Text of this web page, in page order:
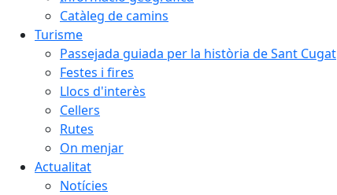
Catàleg de camins
Turisme
Passejada guiada per la història de Sant Cugat
Festes i fires
Llocs d'interès
Cellers
Rutes
On menjar
Actualitat
Notícies